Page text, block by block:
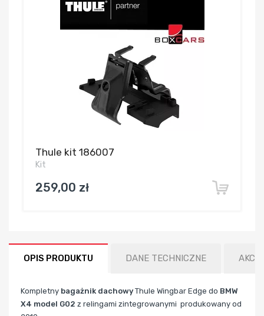
Thule kit 186007
Kit
259,00 zł
OPIS PRODUKTU DANE TECHNICZNE
Kompletny bagażnik dachowy Thule Wingbar Edge do BMW
X4 model G02 z relingami zintegrowanymi produkowany od